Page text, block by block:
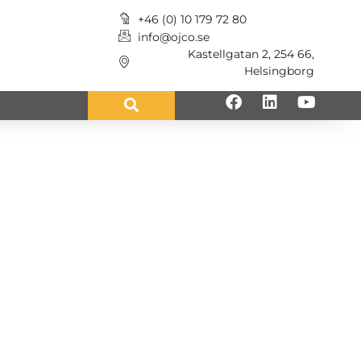
+46 (0) 10 179 72 80
info@ojco.se
Kastellgatan 2, 254 66,
Helsingborg